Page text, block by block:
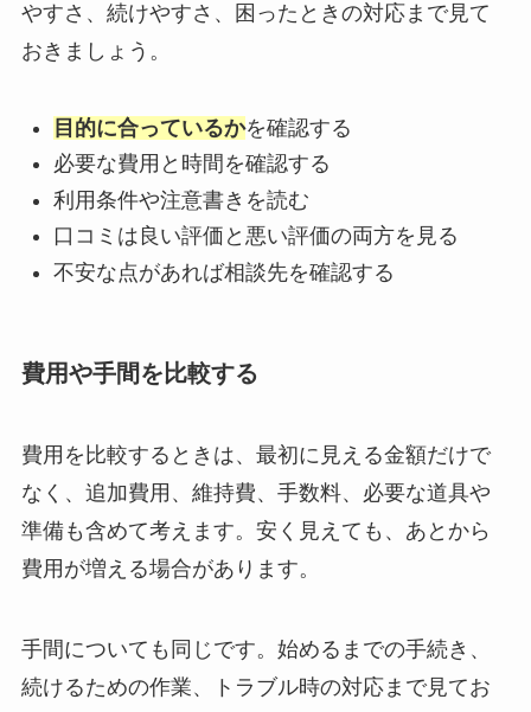
やすさ、続けやすさ、困ったときの対応まで見て
おきましょう。
目的に合っているかを確認する
必要な費用と時間を確認する
利用条件や注意書きを読む
口コミは良い評価と悪い評価の両方を見る
不安な点があれば相談先を確認する
費用や手間を比較する
費用を比較するときは、最初に見える金額だけで
なく、追加費用、維持費、手数料、必要な道具や
準備も含めて考えます。安く見えても、あとから
費用が増える場合があります。
手間についても同じです。始めるまでの手続き、
続けるための作業、トラブル時の対応まで見てお